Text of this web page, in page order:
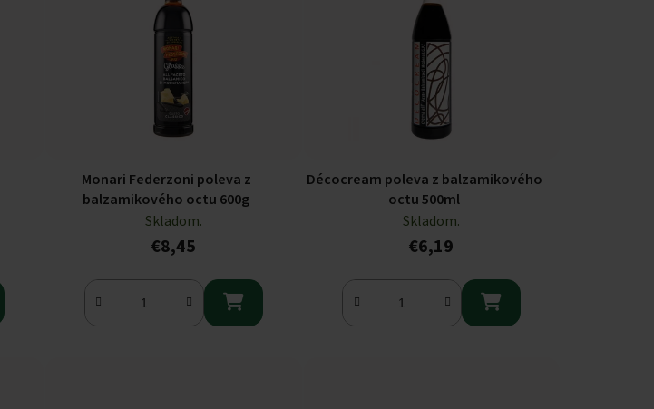
Monari Federzoni poleva z
balzamikového octu 600g
Skladom.
€8,45

Décocream poleva z balzamikového
octu 500ml
Skladom.
€6,19
